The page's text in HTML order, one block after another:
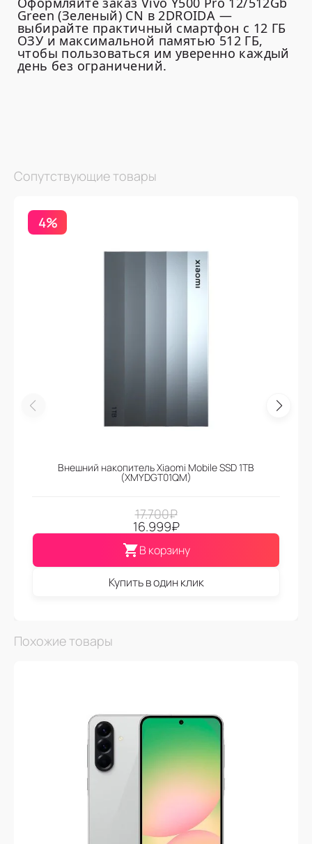
Green (Зеленый) CN в 2DROIDA —
выбирайте практичный смартфон с 12 ГБ
ОЗУ и максимальной памятью 512 ГБ,
чтобы пользоваться им уверенно каждый
день без ограничений.
Сопутствующие товары
4%
Внешний накопитель Xiaomi Mobile SSD 1TB
(XMYDGT01QM)
17.700₽
16.999₽
В корзину
Купить в один клик
Похожие товары